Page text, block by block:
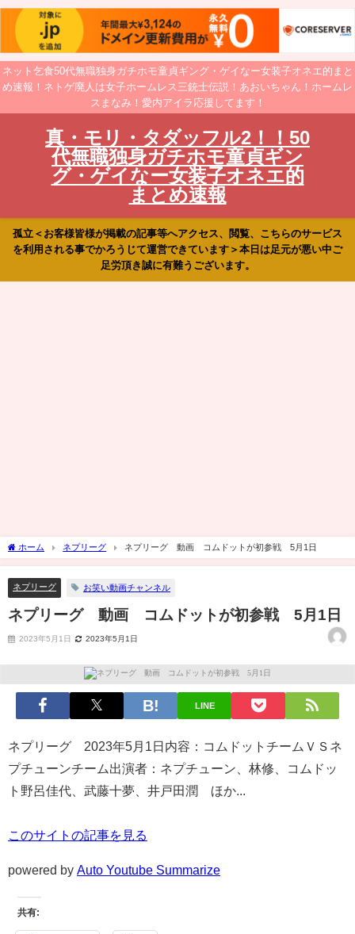
ネット乞食50代無職独身ガチホモ童貞ギング・ゲイなー女装子オネエ的まと
め速報！ネトゲ廃人は女子ホームレス三銃士伝説！あおいちゃん！ホームレ
スまなみ！愛内アイラ応援してます！
真・モリ・タダッフル2！！50
代無職独身ガチホモ童貞ギン
グ・ゲイなー女装子オネエ的
まとめ速報
孤立＜お客様皆様が掲載の記事等へアクセス、閲覧、こちらのサービス
を利用される事でかろうじて運営できています＞本日は足元が悪い中ご
足労頂き誠に有難うございます。
ホーム ネプリーグ ネプリーグ 動画 コムドットが初参戦 5月1日
ネプリーグ お笑い動画チャンネル
ネプリーグ 動画 コムドットが初参戦 5月1日
2023年5月1日 2023年5月1日
LINE
ネプリーグ 2023年5月1日内容：コムドットチームＶＳネ
プチューンチーム出演者：ネプチューン、林修、コムドッ
ト野呂佳代、武藤十夢、井戸田潤 ほか...
このサイトの記事を見る
powered by Auto Youtube Summarize
共有: